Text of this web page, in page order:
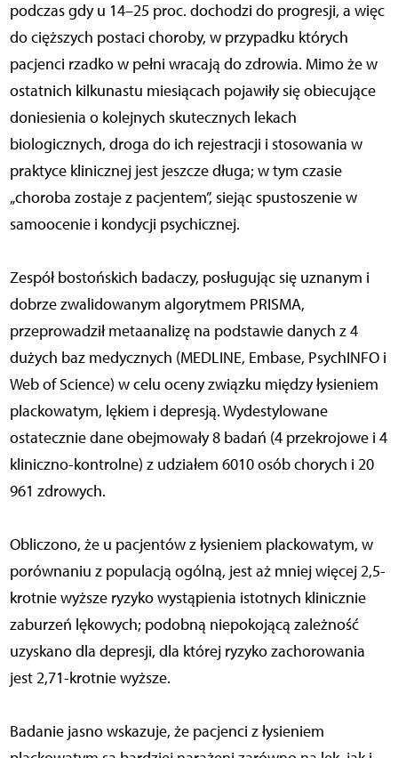
podczas gdy u 14–25 proc. dochodzi do progresji, a więc
do cięższych postaci choroby, w przypadku których
pacjenci rzadko w pełni wracają do zdrowia. Mimo że w
ostatnich kilkunastu miesiącach pojawiły się obiecujące
doniesienia o kolejnych skutecznych lekach
biologicznych, droga do ich rejestracji i stosowania w
praktyce klinicznej jest jeszcze długa; w tym czasie
„choroba zostaje z pacjentem”, siejąc spustoszenie w
samoocenie i kondycji psychicznej.
Zespół bostońskich badaczy, posługując się uznanym i
dobrze zwalidowanym algorytmem PRISMA,
przeprowadził metaanalizę na podstawie danych z 4
dużych baz medycznych (MEDLINE, Embase, PsychINFO i
Web of Science) w celu oceny związku między łysieniem
plackowatym, lękiem i depresją. Wydestylowane
ostatecznie dane obejmowały 8 badań (4 przekrojowe i 4
kliniczno-kontrolne) z udziałem 6010 osób chorych i 20
961 zdrowych.
Obliczono, że u pacjentów z łysieniem plackowatym, w
porównaniu z populacją ogólną, jest aż mniej więcej 2,5-
krotnie wyższe ryzyko wystąpienia istotnych klinicznie
zaburzeń lękowych; podobną niepokojącą zależność
uzyskano dla depresji, dla której ryzyko zachorowania
jest 2,71-krotnie wyższe.
Badanie jasno wskazuje, że pacjenci z łysieniem